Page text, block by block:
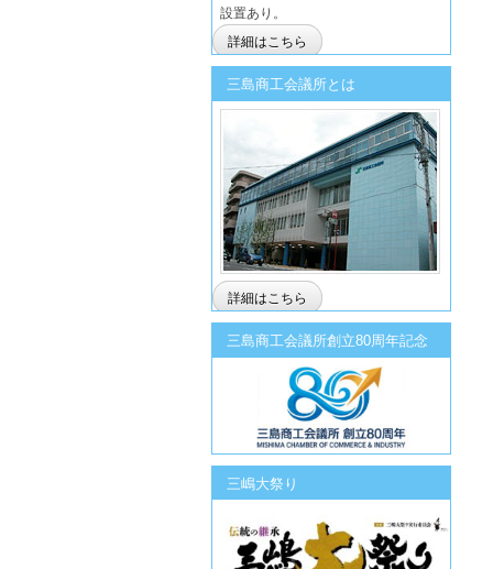
設置あり。
詳細はこちら
三島商工会議所とは
詳細はこちら
三島商工会議所創立80周年記念
三嶋大祭り